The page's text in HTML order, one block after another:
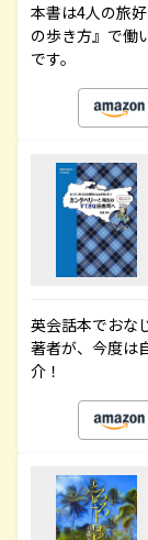
本書は4人の旅
の歩き方』で働
です。
英会話本でおな
著者が、今度は
介！